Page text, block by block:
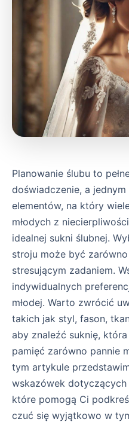
Planowanie ślubu to
doświadczenie, a
elementów, na który
młodych z
idealnej sukni ślubnej.
stroju może być
stresującym zadaniem.
indywidualnych
młodej. Warto zwrócić
takich jak styl, fason,
aby znaleźć suknię,
pamięć zarówno pannie
tym artykule
wskazówek dotyczących
które pomogą Ci
czuć się wyjątkowo w